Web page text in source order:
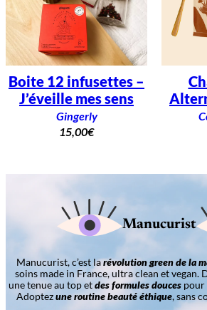
Boite 12 infusettes –
J’éveille mes sens
Gingerly
15,00€
Manucurist
Manucurist, c’est larévolution green de la
soins made in France, ultra clean et vegan.
une tenue au top etdes formules douces pour
Adoptezune routine beauté éthique, sans